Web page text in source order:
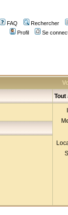
FAQ
Rechercher
Profil
Se
Tout